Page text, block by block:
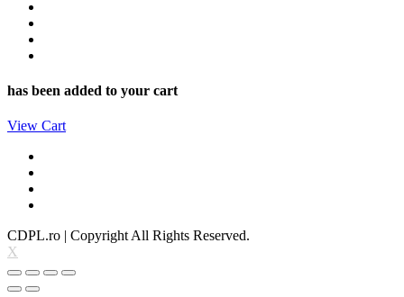
has been added to your cart
View Cart
CDPL.ro | Copyright All Rights Reserved.
X